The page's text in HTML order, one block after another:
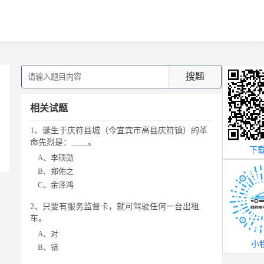
搜题
相关试题
1、诞生于庆符县城（今宜宾市高县庆符镇）的革
命先烈是：____。
A、李硕勋
B、郑佑之
C、余泽鸿
2、只要有服务监督卡，就可驾驶任何一台出租
车。
A、对
B、错
下
小